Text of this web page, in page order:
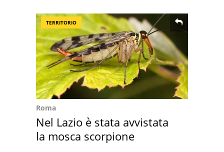
TERRITORIO
Roma
Nel Lazio è stata avvistata
la mosca scorpione